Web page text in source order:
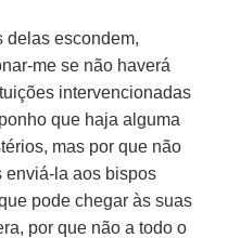
delas escondem,
me se não haverá
intervencionadas
que haja alguma
mas por que não
enviá-la aos bispos
pode chegar às suas
por que não a todo o